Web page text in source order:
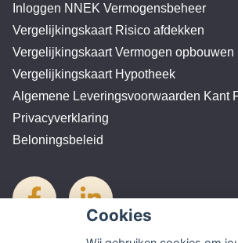
Cookies
Inloggen NNEK Vermogensbeheer
Vergelijkingskaart Risico afdekken
Vergelijkingskaart Vermogen opbouwen
Vergelijkingskaart Hypotheek
Algemene Leveringsvoorwaarden Kant
Privacyverklaring
Beloningsbeleid